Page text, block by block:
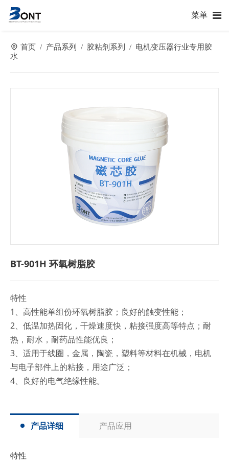
菜单
首页 / 产品系列 / 胶粘剂系列 / 电机变压器行业专用胶
水
BT-901H 环氧树脂胶
特性
1、高性能单组份环氧树脂胶；良好的触变性能；
2、低温加热固化，干燥速度快，粘接强度高等特点；耐
热，耐水，耐药品性能优良；
3、适用于线圈，金属，陶瓷，塑料等材料在机械，电机
与电子部件上的粘接，用途广泛；
4、良好的电气绝缘性能。
产品详细 产品应用
特性